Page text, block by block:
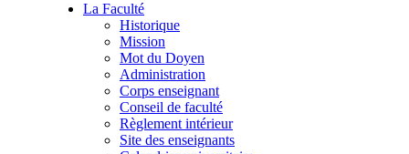
La Faculté
Historique
Mission
Mot du Doyen
Administration
Corps enseignant
Conseil de faculté
Règlement intérieur
Site des enseignants